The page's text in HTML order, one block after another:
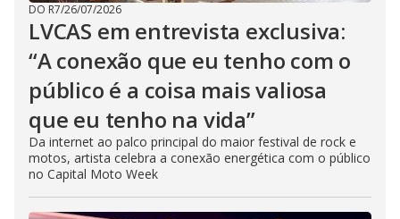
DO R7/26/07/2026
LVCAS em entrevista exclusiva:
“A conexão que eu tenho com o
público é a coisa mais valiosa
que eu tenho na vida”
Da internet ao palco principal do maior festival de rock e
motos, artista celebra a conexão energética com o público
no Capital Moto Week